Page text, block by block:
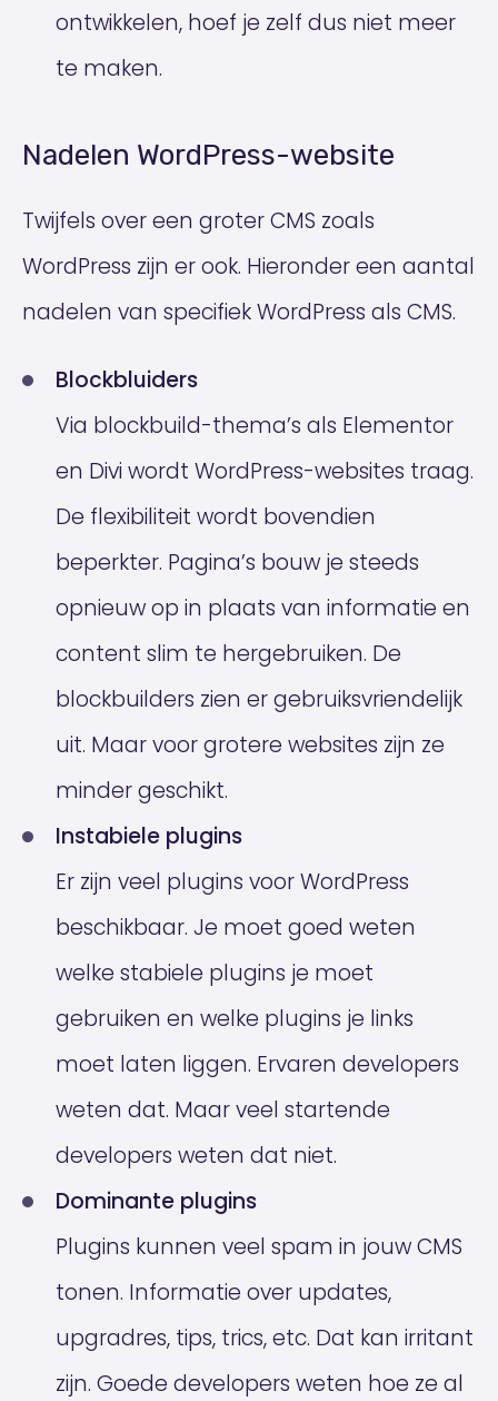
ontwikkelen, hoef je zelf dus niet meer
te maken.
Nadelen WordPress-website
Twijfels over een groter CMS zoals
WordPress zijn er ook. Hieronder een aantal
nadelen van specifiek WordPress als CMS.
Blockbluiders
Via blockbuild-thema’s als Elementor
en Divi wordt WordPress-websites traag.
De flexibiliteit wordt bovendien
beperkter. Pagina’s bouw je steeds
opnieuw op in plaats van informatie en
content slim te hergebruiken. De
blockbuilders zien er gebruiksvriendelijk
uit. Maar voor grotere websites zijn ze
minder geschikt.
Instabiele plugins
Er zijn veel plugins voor WordPress
beschikbaar. Je moet goed weten
welke stabiele plugins je moet
gebruiken en welke plugins je links
moet laten liggen. Ervaren developers
weten dat. Maar veel startende
developers weten dat niet.
Dominante plugins
Plugins kunnen veel spam in jouw CMS
tonen. Informatie over updates,
upgradres, tips, trics, etc. Dat kan irritant
zijn. Goede developers weten hoe ze al